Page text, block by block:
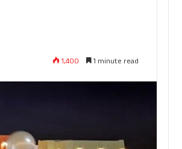
1,400 1 minute read